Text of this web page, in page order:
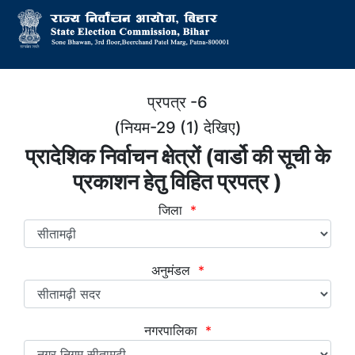
प्रपत्र -6
(नियम-29 (1) देखिए)
प्रादेशिक निर्वाचन क्षेत्रों (वार्डो की सूची के
प्रकाशन हेतु विहित प्रपत्र )
जिला *
अनुमंडल *
नगरपालिका *